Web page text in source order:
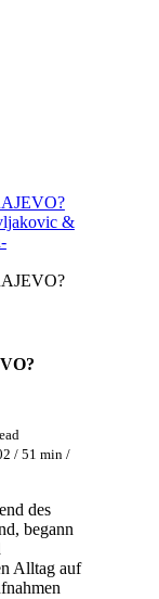
&
/ 51 min /
des
begann
Alltag auf